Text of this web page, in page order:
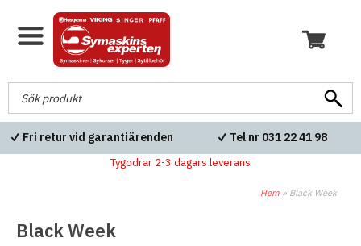
Fri retur vid garantiärenden Tel nr 031 22 41 98
Tygodrar 2-3 dagars leverans
Hem » Black Week
Black Week